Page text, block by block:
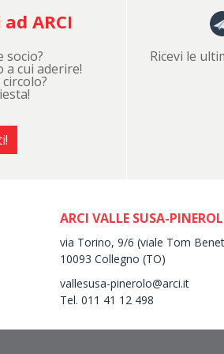
ARCI
socio?
a cui aderire!
Ricevi le
ARCI VALLE SUSA-
via Torino, 9/6 (viale Tom
10093 Collegno (TO)
vallesusa-pinerolo@arci.it
Tel. 011 41 12 498